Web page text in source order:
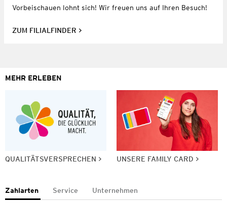
Vorbeischauen lohnt sich! Wir freuen uns auf Ihren Besuch!
ZUM FILIALFINDER
MEHR ERLEBEN
QUALITÄTSVERSPRECHEN UNSERE FAMILY CARD
Zahlarten Service Unternehmen